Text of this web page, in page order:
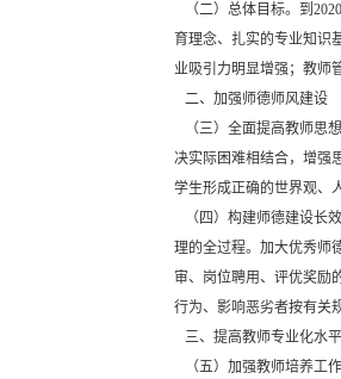
（二）总体目标。到
育理念、扎实的专业知识
业吸引力明显增强；教师
二、加强师德师风建设
（三）全面提高教师思
决实际困难相结合，增强
学生形成正确的世界观、
（四）构建师德建设长
理的全过程。加大优秀师
审、岗位聘用、评优奖励
行为、影响恶劣者按有关
三、提高教师专业化水平
（五）加强教师培养工